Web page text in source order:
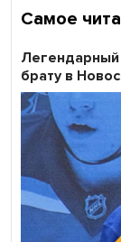
Самое
Легендарный
брату в